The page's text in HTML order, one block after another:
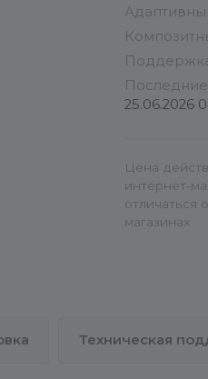
на
метки
После, в
Задайте
все
25.06.2026
Цена
интернет-
отличаться
магазинах
Техническая